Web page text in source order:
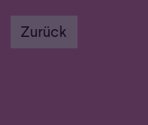
Zurück